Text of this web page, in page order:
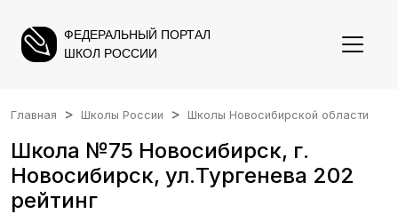
ФЕДЕРАЛЬНЫЙ ПОРТАЛ
ШКОЛ РОССИИ
Главная Школы России Школы Новосибирской области
Школа №75 Новосибирск, г.
Новосибирск, ул.Тургенева 202
рейтинг